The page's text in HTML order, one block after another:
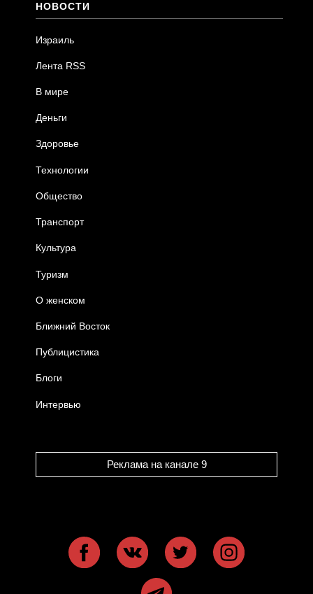
НОВОСТИ
Израиль
Лента RSS
В мире
Деньги
Здоровье
Технологии
Общество
Транспорт
Культура
Туризм
О женском
Ближний Восток
Публицистика
Блоги
Интервью
Реклама на канале 9